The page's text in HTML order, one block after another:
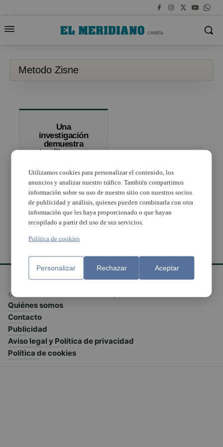
Metodo Zisne
Una
investigación
demuestra
científicamente
tiene beneficios
sobre los
empleados
© El Meridiano L'Horta 2026 - Valencia - España
Quiénes somos
Contacto
Publicidad
Aviso legal y Política de privacidad
Política de cookies
Utilizamos cookies para personalizar el contenido, los
anuncios y analizar nuestro tráfico. También compartimos
información sobre su uso de nuestro sitio con nuestros socios
de publicidad y análisis, quienes pueden combinarla con otra
información que les haya proporcionado o que hayan
recopilado a partir del uso de sus servicios.
Política de cookies
Personalizar Rechazar Aceptar